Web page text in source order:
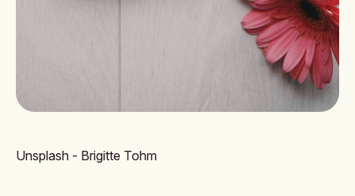
Unsplash - Brigitte Tohm